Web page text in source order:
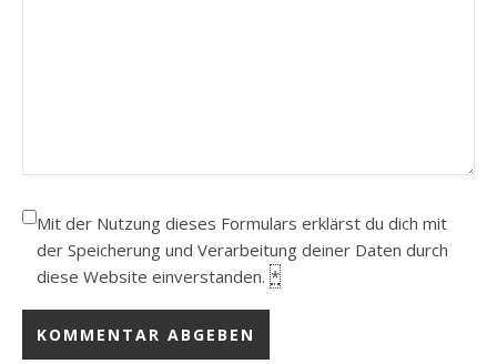
Mit der Nutzung dieses Formulars erklärst du dich mit
der Speicherung und Verarbeitung deiner Daten durch
diese Website einverstanden. *